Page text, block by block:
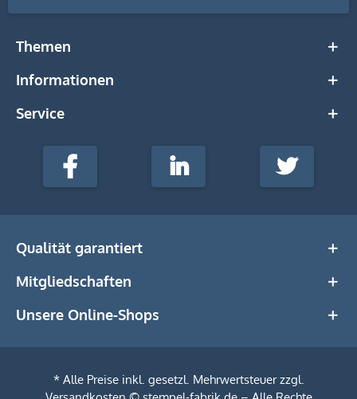
Themen
Informationen
Service
stempel-
Media
Facebook LinkedIn Twitter
Qualität garantiert
Mitgliedschaften
Unsere Online-Shops
* Alle Preise inkl. gesetzl. Mehrwertsteuer zzgl.